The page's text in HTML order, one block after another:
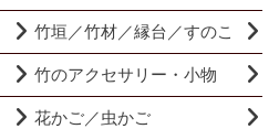
竹垣／竹材／縁台／すのこ
竹のアクセサリー・小物
花かご／虫かご